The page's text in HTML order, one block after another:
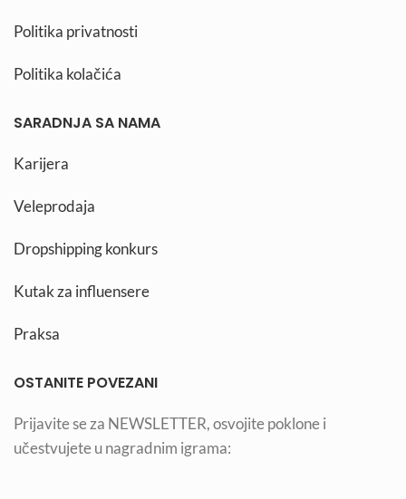
Politika privatnosti
Politika kolačića
SARADNJA SA NAMA
Karijera
Veleprodaja
Dropshipping konkurs
Kutak za influensere
Praksa
OSTANITE POVEZANI
Prijavite se za NEWSLETTER, osvojite poklone i
učestvujete u nagradnim igrama: